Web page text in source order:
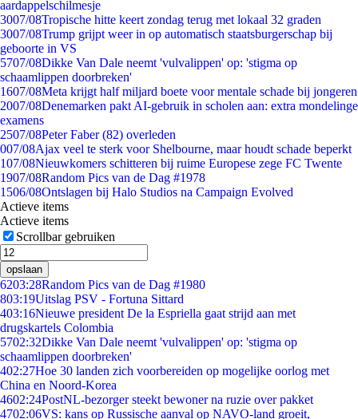
aardappelschilmesje
3007/08Tropische hitte keert zondag terug met lokaal 32 graden
3007/08Trump grijpt weer in op automatisch staatsburgerschap bij
geboorte in VS
5707/08Dikke Van Dale neemt 'vulvalippen' op: 'stigma op
schaamlippen doorbreken'
1607/08Meta krijgt half miljard boete voor mentale schade bij jongeren
2007/08Denemarken pakt AI-gebruik in scholen aan: extra mondelinge
examens
2507/08Peter Faber (82) overleden
007/08Ajax veel te sterk voor Shelbourne, maar houdt schade beperkt
107/08Nieuwkomers schitteren bij ruime Europese zege FC Twente
1907/08Random Pics van de Dag #1978
1506/08Ontslagen bij Halo Studios na Campaign Evolved
Actieve items
Actieve items
Scrollbar gebruiken
opslaan
6203:28Random Pics van de Dag #1980
803:19Uitslag PSV - Fortuna Sittard
403:16Nieuwe president De la Espriella gaat strijd aan met
drugskartels Colombia
5702:32Dikke Van Dale neemt 'vulvalippen' op: 'stigma op
schaamlippen doorbreken'
402:27Hoe 30 landen zich voorbereiden op mogelijke oorlog met
China en Noord-Korea
4602:24PostNL-bezorger steekt bewoner na ruzie over pakket
4702:06VS: kans op Russische aanval op NAVO-land groeit,